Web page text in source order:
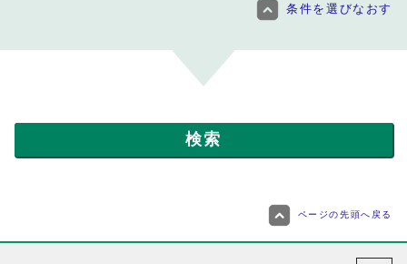
条件を選びなおす
ページの先頭へ戻る